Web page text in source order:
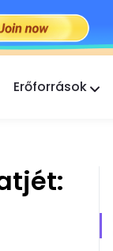
Erőforrások